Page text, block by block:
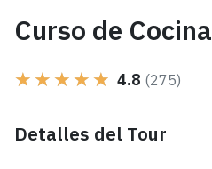
Curso de Cocina
★ ★ ★ ★ ★ 4.8 (275)
Detalles del Tour